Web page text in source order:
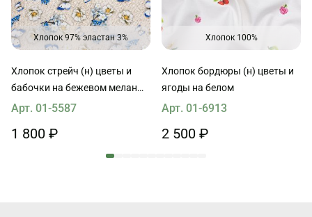
Хлопок 97% эластан 3%
Хлопок стрейч (н) цветы и
бабочки на бежевом меланже
в стиле Monnalisa
Арт. 01-5587
1 800 ₽
Хлопок 100%
Хлопок бордюры (н) цветы и
ягоды на белом
Арт. 01-6913
2 500 ₽